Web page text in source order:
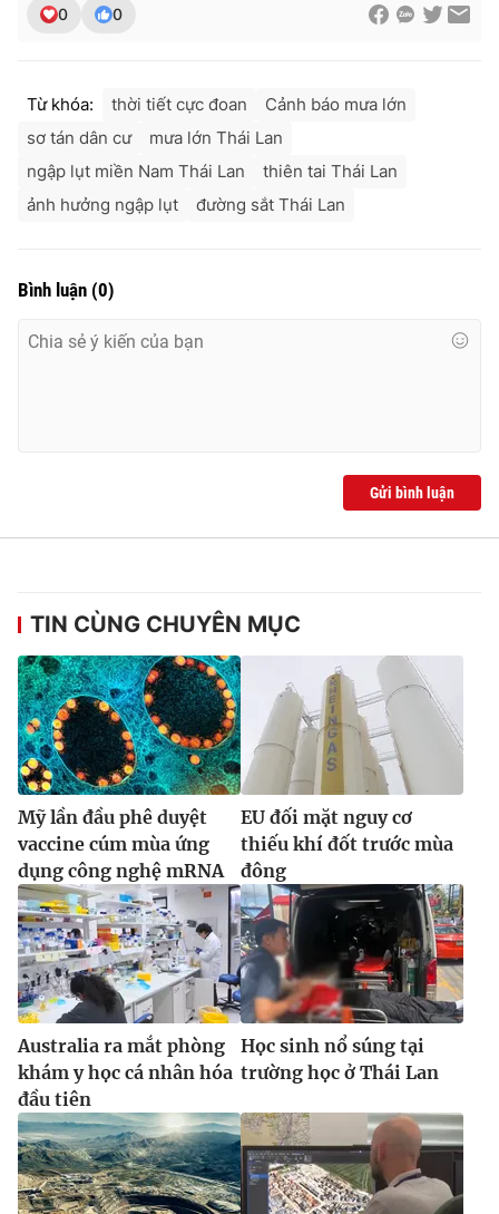
0 0
Từ khóa: thời tiết cực đoan
Cảnh báo mưa lớn
sơ tán dân cư
mưa lớn Thái Lan
ngập lụt miền Nam Thái Lan
thiên tai Thái Lan
ảnh hưởng ngập lụt
đường sắt Thái Lan
Bình luận (0)
Gửi bình luận
TIN CÙNG CHUYÊN MỤC
Mỹ lần đầu phê duyệt
vaccine cúm mùa ứng
dụng công nghệ mRNA
EU đối mặt nguy cơ
thiếu khí đốt trước mùa
đông
Australia ra mắt phòng
khám y học cá nhân hóa
đầu tiên
Học sinh nổ súng tại
trường học ở Thái Lan